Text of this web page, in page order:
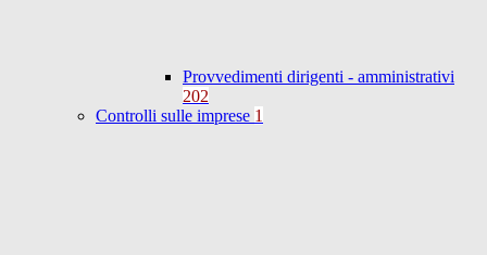
Provvedimenti dirigenti - amministrativi
202
Controlli sulle imprese 1